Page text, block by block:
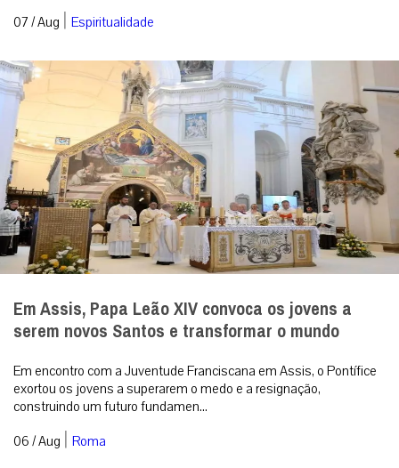
07 / Aug | Espiritualidade
Em Assis, Papa Leão XIV convoca os jovens a
serem novos Santos e transformar o mundo
Em encontro com a Juventude Franciscana em Assis, o Pontífice
exortou os jovens a superarem o medo e a resignação,
construindo um futuro fundamen...
06 / Aug | Roma